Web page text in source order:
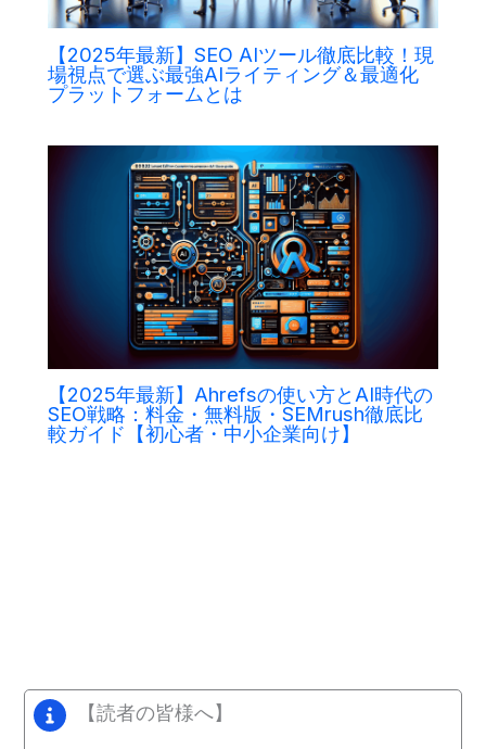
【2025年最新】SEO AIツール徹底比較！現
場視点で選ぶ最強AIライティング＆最適化
プラットフォームとは
【2025年最新】Ahrefsの使い方とAI時代の
SEO戦略：料金・無料版・SEMrush徹底比
較ガイド【初心者・中小企業向け】
【読者の皆様へ】